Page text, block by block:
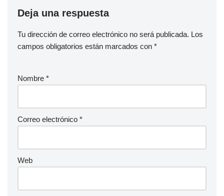
Deja una respuesta
Tu dirección de correo electrónico no será publicada. Los
campos obligatorios están marcados con *
Nombre *
Correo electrónico *
Web